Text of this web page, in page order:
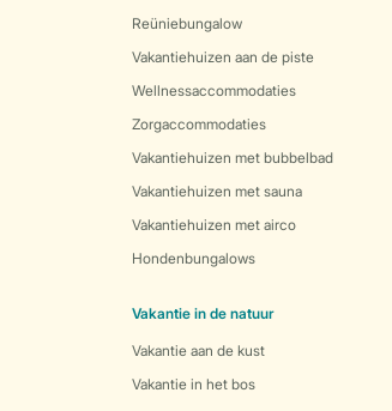
Reüniebungalow
Vakantiehuizen aan de piste
Wellnessaccommodaties
Zorgaccommodaties
Vakantiehuizen met bubbelbad
Vakantiehuizen met sauna
Vakantiehuizen met airco
Hondenbungalows
Vakantie in de natuur
Vakantie aan de kust
Vakantie in het bos